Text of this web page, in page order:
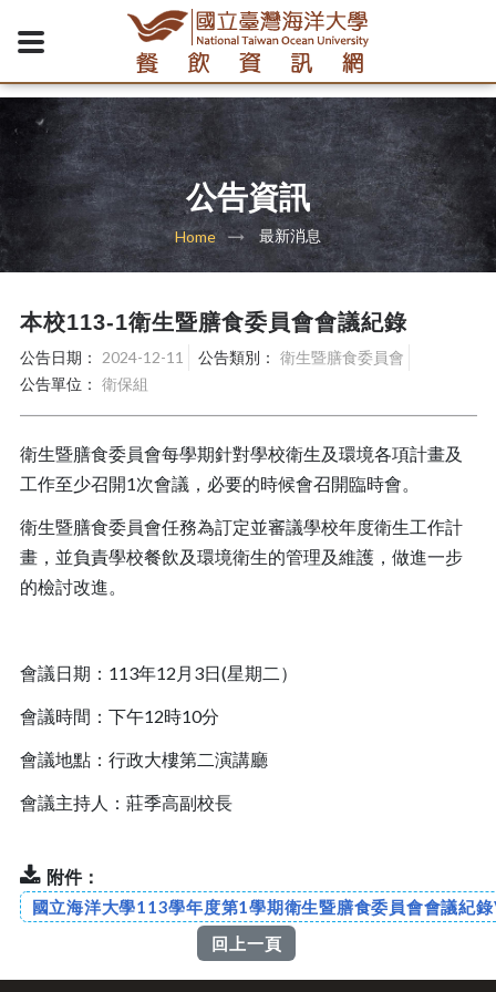
公告資訊
Home 最新消息
本校113-1衛生暨膳食委員會會議紀錄
公告日期： 2024-12-11 公告類別： 衛生暨膳食委員會
公告單位： 衛保組
衛生暨膳食委員會每學期針對學校衛生及環境各項計畫及
工作至少召開1次會議，必要的時候會召開臨時會。
衛生暨膳食委員會任務為訂定並審議學校年度衛生工作計
畫，並負責學校餐飲及環境衛生的管理及維護，做進一步
的檢討改進。
會議日期：113年12月3日(星期二）
會議時間：下午12時10分
會議地點：行政大樓第二演講廳
會議主持人：莊季高副校長
附件：
國立海洋大學113學年度第1學期衛生暨膳食委員會會議紀
回上一頁